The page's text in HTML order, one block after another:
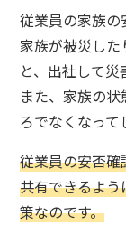
従業員の家族の
家族が被災し
と、出社して災
また、家族の
ろでなくなって
従業員の安否
共有できるよ
策なのです。